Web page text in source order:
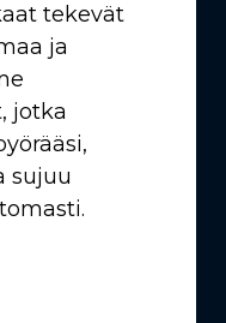
tekevät
ja
jotka
sujuu